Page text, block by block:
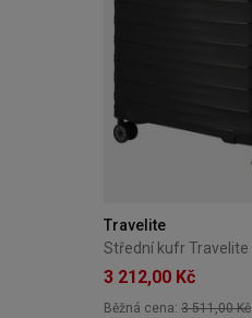
Travelite
3 212,00 Kč
Běžná cena: 3 511,00 Kč